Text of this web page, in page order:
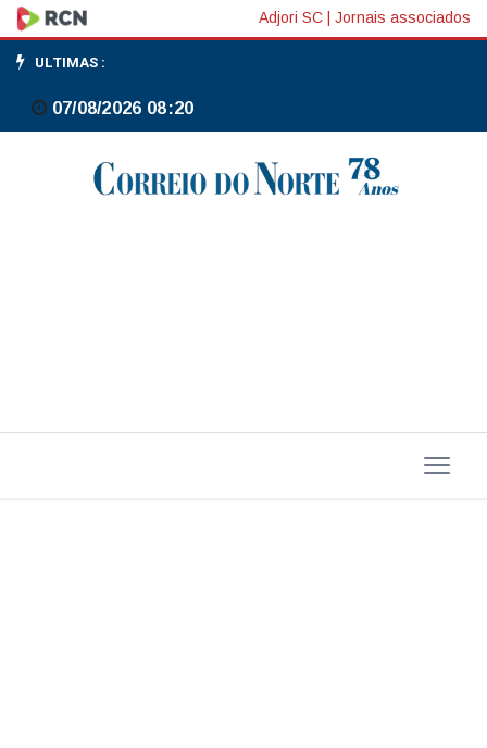
Hackers
do
Bem
em
Adjori SC Jornais associados
ULTIMAS :
07/08/2026 08:20